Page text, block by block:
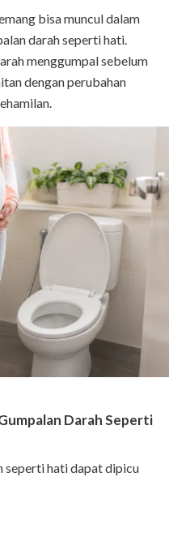
bisa muncul dalam
darah seperti hati.
menggumpal sebelum
dengan perubahan
Darah Seperti
seperti hati dapat dipicu